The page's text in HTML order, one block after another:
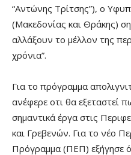
“Αντώνης Τρίτσης”), ο
(Μακεδονίας και Θράκης)
αλλάξουν το μέλλον της
χρόνια”.
Για το πρόγραμμα
ανέφερε οτι θα εξεταστεί
σημαντικά έργα στις
και Γρεβενών. Για το νέο
Πρόγραμμα (ΠΕΠ) εξήγησε